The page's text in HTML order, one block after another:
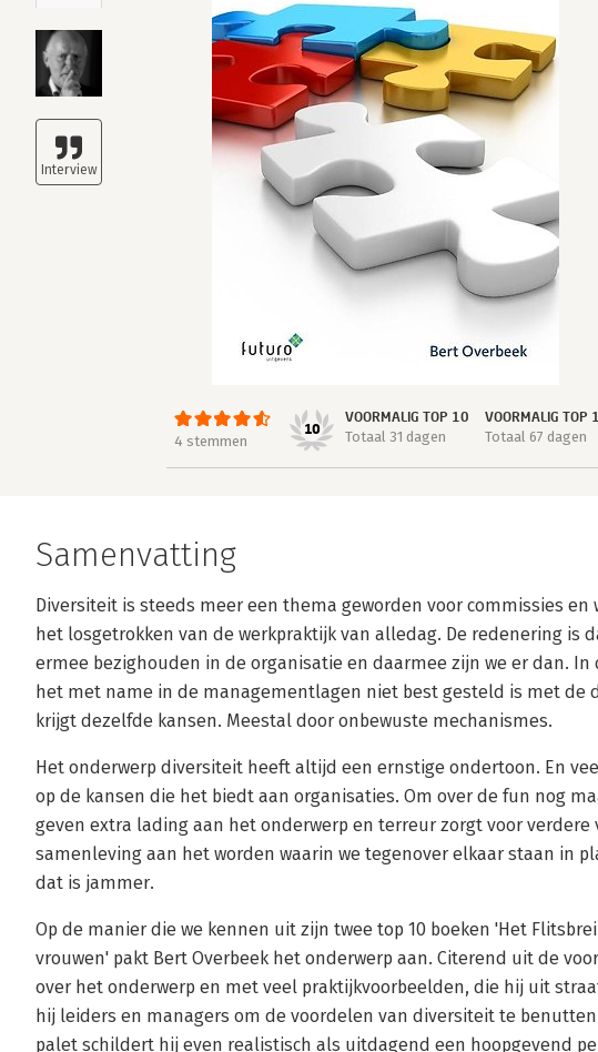
4 stemmen
10
VOORMALIG TOP 10
Totaal 31 dagen
VOORMALIG TOP
Totaal 67 dagen
Samenvatting
Diversiteit is steeds meer een thema geworden voor commissies en
het losgetrokken van de werkpraktijk van alledag. De redenering is
ermee bezighouden in de organisatie en daarmee zijn we er dan.
het met name in de managementlagen niet best gesteld is met de
krijgt dezelfde kansen. Meestal door onbewuste mechanismes.
Het onderwerp diversiteit heeft altijd een ernstige ondertoon. En
op de kansen die het biedt aan organisaties. Om over de fun nog
geven extra lading aan het onderwerp en terreur zorgt voor verdere
samenleving aan het worden waarin we tegenover elkaar staan in
dat is jammer.
Op de manier die we kennen uit zijn twee top 10 boeken 'Het
vrouwen' pakt Bert Overbeek het onderwerp aan. Citerend uit de
over het onderwerp en met veel praktijkvoorbeelden, die hij uit
hij leiders en managers om de voordelen van diversiteit te
palet schildert hij even realistisch als uitdagend een hoopgevend